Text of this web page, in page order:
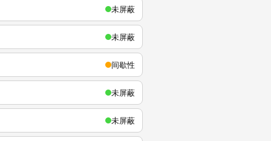
未屏蔽
未屏蔽
间歇性
未屏蔽
未屏蔽